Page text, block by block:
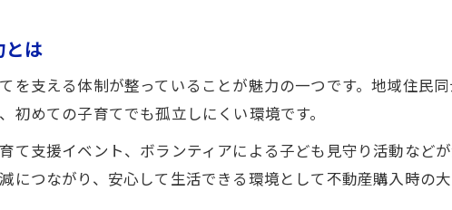
とは
を支える体制が整っていることが魅力の一つです。地域住民
めての子育てでも孤立しにくい環境です。
て支援イベント、ボランティアによる子ども見守り活動など
つながり、安心して生活できる環境として不動産購入時の大